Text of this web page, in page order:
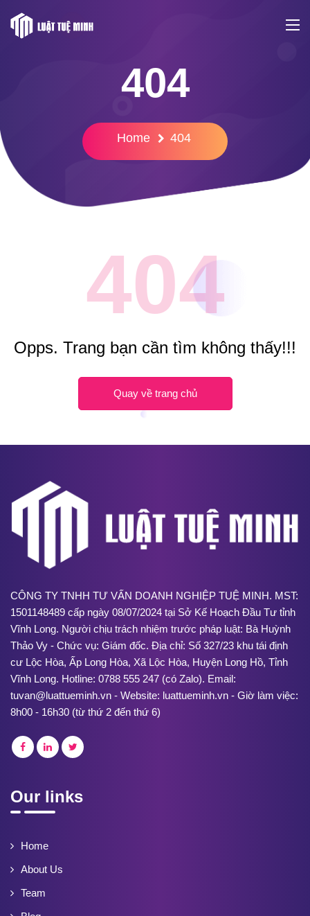
404
Home 404
404
Opps. Trang bạn cần tìm không thấy!!!
Quay về trang chủ
CÔNG TY TNHH TƯ VẤN DOANH NGHIỆP TUỆ MINH. MST:
1501148489 cấp ngày 08/07/2024 tại Sở Kế Hoạch Đầu Tư tỉnh
Vĩnh Long. Người chịu trách nhiệm trước pháp luật: Bà Huỳnh
Thảo Vy - Chức vụ: Giám đốc. Địa chỉ: Số 327/23 khu tái định
cư Lộc Hòa, Ấp Long Hòa, Xã Lộc Hòa, Huyện Long Hồ, Tỉnh
Vĩnh Long. Hotline: 0788 555 247 (có Zalo). Email:
tuvan@luattueminh.vn - Website: luattueminh.vn - Giờ làm việc:
8h00 - 16h30 (từ thứ 2 đến thứ 6)
Our links
Home
About Us
Team